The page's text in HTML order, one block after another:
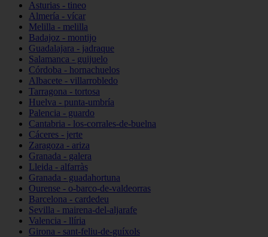
Asturias - tineo
Almería - vícar
Melilla - melilla
Badajoz - montijo
Guadalajara - jadraque
Salamanca - guijuelo
Córdoba - hornachuelos
Albacete - villarrobledo
Tarragona - tortosa
Huelva - punta-umbría
Palencia - guardo
Cantabria - los-corrales-de-buelna
Cáceres - jerte
Zaragoza - ariza
Granada - galera
Lleida - alfarràs
Granada - guadahortuna
Ourense - o-barco-de-valdeorras
Barcelona - cardedeu
Sevilla - mairena-del-aljarafe
Valencia - llíria
Girona - sant-feliu-de-guíxols